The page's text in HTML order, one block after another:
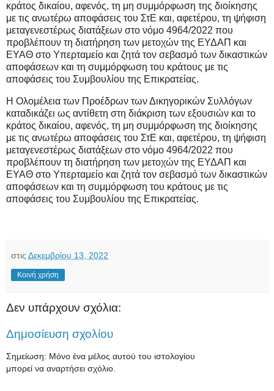
κράτος δικαίου, αφενός, τη μη συμμόρφωση της διοίκησης
με τις ανωτέρω αποφάσεις του ΣτΕ και, αφετέρου, τη ψήφιση
μεταγενεστέρως διατάξεων στο νόμο 4964/2022 που
προβλέπουν τη διατήρηση των μετοχών της ΕΥΔΑΠ και
ΕΥΑΘ στο Υπερταμείο και ζητά τον σεβασμό των δικαστικών
αποφάσεων και τη συμμόρφωση του κράτους με τις
αποφάσεις του Συμβουλίου της Επικρατείας.
Η Ολομέλεια των Προέδρων των Δικηγορικών Συλλόγων
καταδικάζει ως αντίθετη στη διάκριση των εξουσιών και το
κράτος δικαίου, αφενός, τη μη συμμόρφωση της διοίκησης
με τις ανωτέρω αποφάσεις του ΣτΕ και, αφετέρου, τη ψήφιση
μεταγενεστέρως διατάξεων στο νόμο 4964/2022 που
προβλέπουν τη διατήρηση των μετοχών της ΕΥΔΑΠ και
ΕΥΑΘ στο Υπερταμείο και ζητά τον σεβασμό των δικαστικών
αποφάσεων και τη συμμόρφωση του κράτους με τις
αποφάσεις του Συμβουλίου της Επικρατείας.
στις Δεκεμβρίου 13, 2022
Κοινή χρήση
Δεν υπάρχουν σχόλια:
Δημοσίευση σχολίου
Σημείωση: Μόνο ένα μέλος αυτού του ιστολογίου
μπορεί να αναρτήσει σχόλιο.